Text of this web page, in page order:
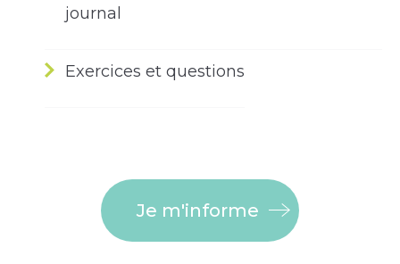
journal
Exercices et questions
Je m'informe